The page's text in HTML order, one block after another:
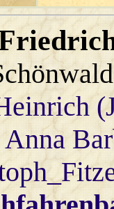
Anna